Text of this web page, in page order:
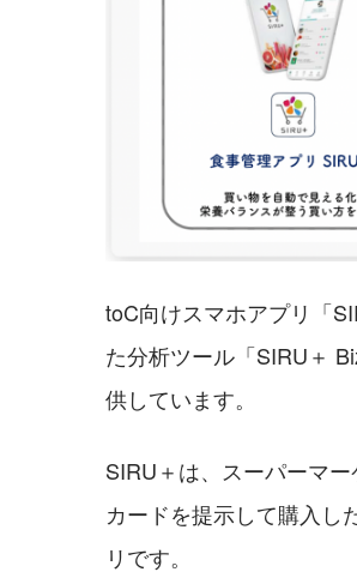
toC向けスマホアプリ「
た分析ツール「SIRU＋
供しています。
SIRU＋は、スーパーマ
カードを提示して購入し
リです。